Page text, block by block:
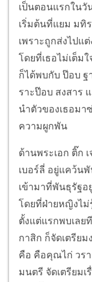
เป็นตอนแรกในวั
เริ่มต้นที่แยม มทิ
เพราะถูกส่งไปแ
โดยที่เธอไม่เต็ม
ก็ได้พบกับ ป๊อบ ฐ
ราะป๊อบ สงสาร
นำตัวของเธอมา
ความผูกพัน
ด้านพระเอก ติ๊ก
เบอร์ลี่ อยู่แคว้น
เข้ามาที่พันธุรัฐอ
โดยที่ฝ่ายหญิงไ
ตั้งแต่แรกพบเลย
กาสิก ก็จัดเตรีย
คือ คือคุณไก่ วร
มนตรี จัดเตรียมเ